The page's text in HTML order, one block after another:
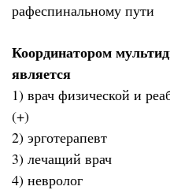
рафеспинальному пути
Координатором
является
1) врач физической и
(+)
2) эрготерапевт
3) лечащий врач
4) невролог